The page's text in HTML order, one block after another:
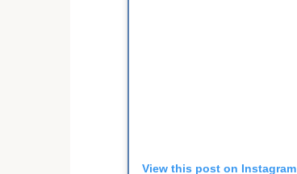
View this post on Instagram